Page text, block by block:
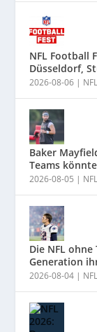
NFL Football
Düsseldorf,
2026-08-06 |
Baker
Teams
2026-08-05 |
Die NFL
Generation
2026-08-04 |